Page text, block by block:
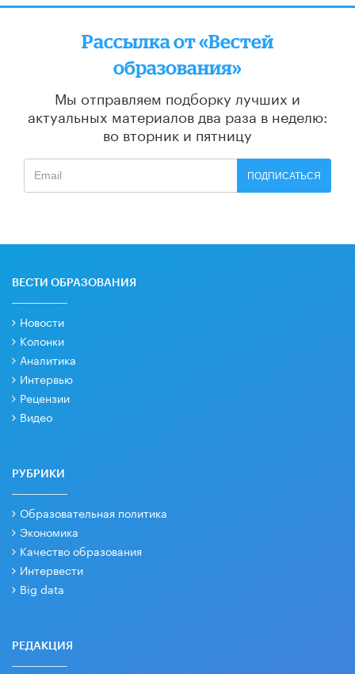
Рассылка от «Вестей
образования»
Мы отправляем подборку лучших и
актуальных материалов два раза в неделю:
во вторник и пятницу
ПОДПИСАТЬСЯ
ВЕСТИ ОБРАЗОВАНИЯ
Новости
Колонки
Аналитика
Интервью
Рецензии
Видео
РУБРИКИ
Образовательная политика
Экономика
Качество образования
Интервести
Big data
РЕДАКЦИЯ